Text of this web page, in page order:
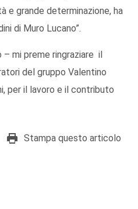
e grande determinazione, ha
di Muro Lucano”.
mi preme ringraziare il
del gruppo Valentino
per il lavoro e il contributo
Stampa questo articolo